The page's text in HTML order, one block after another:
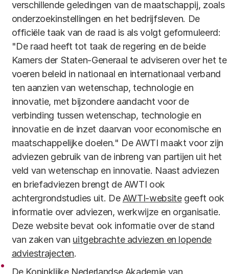
verschillende geledingen van de maatschappij, zoals
onderzoekinstellingen en het bedrijfsleven. De
officiële taak van de raad is als volgt geformuleerd:
"De raad heeft tot taak de regering en de beide
Kamers der Staten-Generaal te adviseren over het te
voeren beleid in nationaal en internationaal verband
ten aanzien van wetenschap, technologie en
innovatie, met bijzondere aandacht voor de
verbinding tussen wetenschap, technologie en
innovatie en de inzet daarvan voor economische en
maatschappelijke doelen." De AWTI maakt voor zijn
adviezen gebruik van de inbreng van partijen uit het
veld van wetenschap en innovatie. Naast adviezen
en briefadviezen brengt de AWTI ook
achtergrondstudies uit. De AWTI-websitegeeft ook
informatie over adviezen, werkwijze en organisatie.
Deze website bevat ook informatie over de stand
van zaken van uitgebrachte adviezen en lopende
adviestrajecten.
De Koninklijke Nederlandse Akademie van